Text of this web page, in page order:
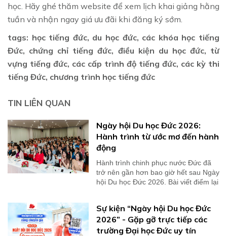
học. Hãy ghé thăm website để xem lịch khai giảng hằng
tuần và nhận ngay giá ưu đãi khi đăng ký sớm.
tags: học tiếng đức, du học đức, các khóa học tiếng
Đức, chứng chỉ tiếng đức, điều kiện du học đức, từ
vựng tiếng đức, các cấp trình độ tiếng đức, các kỳ thi
tiếng Đức, chương trình học tiếng đức
TIN LIÊN QUAN
Ngày hội Du học Đức 2026:
Hành trình từ ước mơ đến hành
động
Hành trình chinh phục nước Đức đã
trở nên gần hơn bao giờ hết sau Ngày
hội Du học Đức 2026. Bài viết điểm lại
Sự kiện “Ngày hội Du học Đức
2026” - Gặp gỡ trực tiếp các
trường Đại học Đức uy tín